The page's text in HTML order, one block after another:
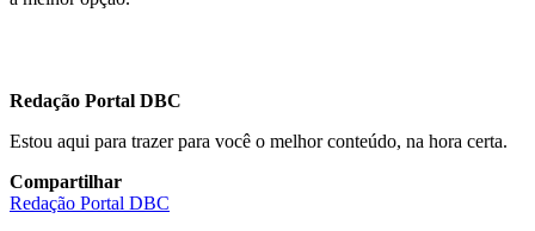
Redação Portal DBC
Estou aqui para trazer para você o melhor conteúdo, na hora certa.
Compartilhar
Redação Portal DBC